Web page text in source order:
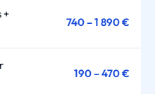
+
740 – 1 890 €
190 – 470 €